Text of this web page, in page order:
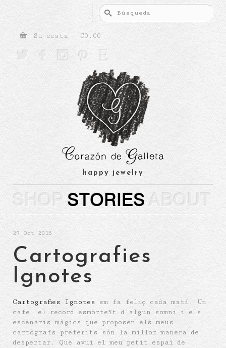
Buscar
por:
Su cesta - €0.00
    
happy jewelry
SHOP STORIES ABOUT
29 Oct 2015
Cartografies
Ignotes
Cartografies Ignotes em fa feliç cada matí. Un
cafe, el record esmorteït d’algun somni i els
escenaris màgics que proposen els meus
cartògrafs preferits són la millor manera de
despertar. Que avui el meu petit espai de